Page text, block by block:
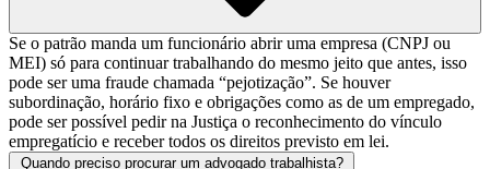
Se o patrão manda um funcionário abrir uma empresa (CNPJ ou
MEI) só para continuar trabalhando do mesmo jeito que antes, isso
pode ser uma fraude chamada “pejotização”. Se houver
subordinação, horário fixo e obrigações como as de um empregado,
pode ser possível pedir na Justiça o reconhecimento do vínculo
empregatício e receber todos os direitos previsto em lei.
Quando preciso procurar um advogado trabalhista?